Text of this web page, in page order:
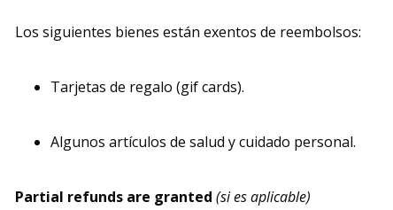
Los siguientes bienes están exentos de reembolsos:
Tarjetas de regalo (gif cards).
Algunos artículos de salud y cuidado personal.
Partial refunds are granted (si es aplicable)